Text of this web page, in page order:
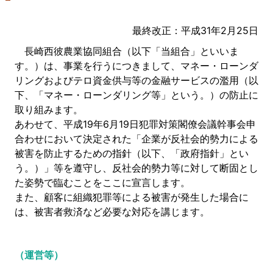
最終改正：平成31年2月25日
長崎西彼農業協同組合（以下「当組合」といいま
す。）は、事業を行うにつきまして、マネー・ローンダ
リングおよびテロ資金供与等の金融サービスの濫用（以
下、「マネー・ローンダリング等」という。）の防止に
取り組みます。
あわせて、平成19年6月19日犯罪対策閣僚会議幹事会申
合わせにおいて決定された「企業が反社会的勢力による
被害を防止するための指針（以下、「政府指針」とい
う。）」等を遵守し、反社会的勢力等に対して断固とし
た姿勢で臨むことをここに宣言します。
また、顧客に組織犯罪等による被害が発生した場合に
は、被害者救済など必要な対応を講じます。
（運営等）